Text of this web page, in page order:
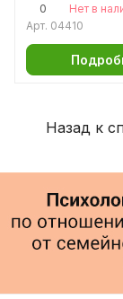
0
Нет в
Арт. 04410
Назад к